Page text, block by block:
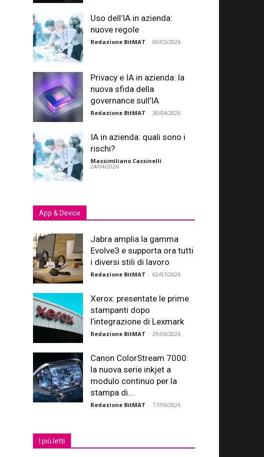
Uso dell’IA in azienda:
nuove regole
Redazione BitMAT - 09/05/2026
Privacy e IA in azienda: la
nuova sfida della
governance sull’IA
Redazione BitMAT - 30/04/2026
IA in azienda: quali sono i
rischi?
Massimiliano Cassinelli -
24/04/2026
App & Device
Jabra amplia la gamma
Evolve3 e supporta ora tutti
i diversi stili di lavoro
Redazione BitMAT - 02/07/2026
Xerox: presentate le prime
stampanti dopo
l’integrazione di Lexmark
Redazione BitMAT - 29/06/2026
Canon ColorStream 7000:
la nuova serie inkjet a
modulo continuo per la
stampa di...
Redazione BitMAT - 17/06/2026
I più letti